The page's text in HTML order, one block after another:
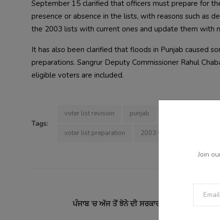
Join
September 15 clarified that officers must prepare for
presence or absence in the lists, with reasons such as
the 2003 lists with current ones and update them with
It has also been clarified that floods in Punjab caused
preparations. Sangrur Deputy Commissioner Rahul
eligible voters are included.
Tags:
voter list revision punjab
voter list preparation 2003 voter list
ਪੰਜਾਬ ’ਚ ਅੱਜ ਤੋਂ ਝੋਨੇ ਦੀ ਸਰਕਾਰੀ ਖ਼ਰੀਦ, ਨਮੀ ਰਹੇਗੀ